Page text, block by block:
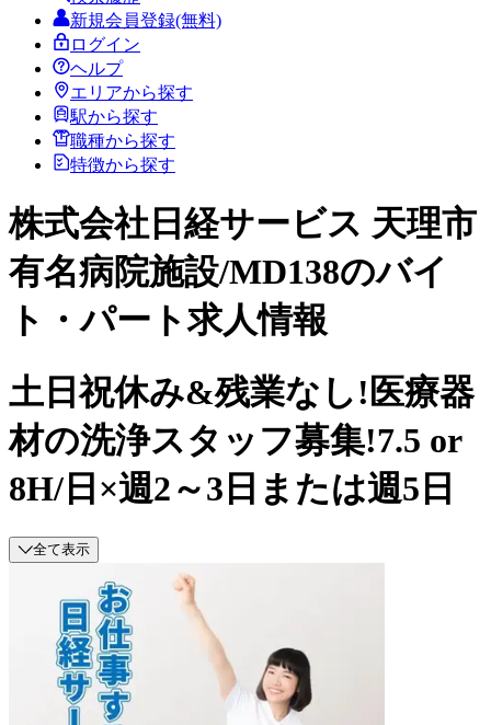
新規会員登録(無料)
ログイン
ヘルプ
エリアから探す
駅から探す
職種から探す
特徴から探す
株式会社日経サービス 天理市
有名病院施設/MD138のバイ
ト・パート求人情報
土日祝休み&残業なし!医療器
材の洗浄スタッフ募集!7.5 or
8H/日×週2～3日または週5日
全て表示